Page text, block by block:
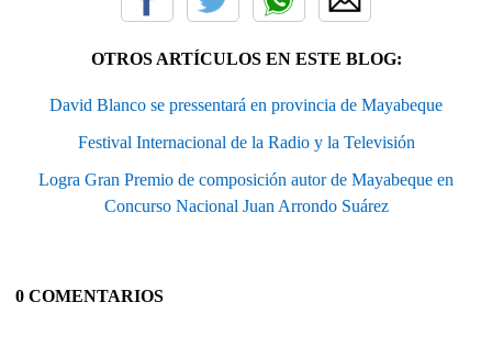
OTROS ARTÍCULOS EN ESTE BLOG:
David Blanco se pressentará en provincia de Mayabeque
Festival Internacional de la Radio y la Televisión
Logra Gran Premio de composición autor de Mayabeque en
Concurso Nacional Juan Arrondo Suárez
0 COMENTARIOS